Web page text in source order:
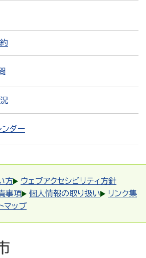
ンダー
方
ウェブアクセシビリティ方針
事項
個人情報の取り扱い
リンク集
マップ